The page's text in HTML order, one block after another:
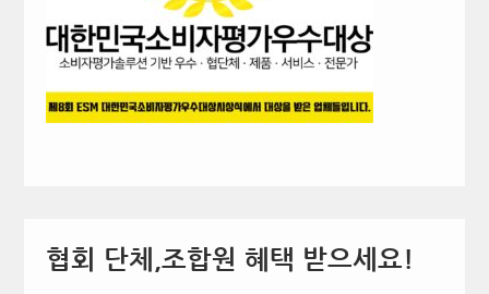
협회 단체,조합원 혜택 받으세요!